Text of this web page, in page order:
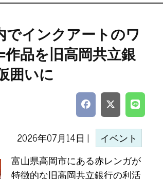
でインクアートのワ
品を旧高岡共立銀
囲いに
2026年07月14日 | イベント
富山県高岡市にある赤レンガが
特徴的な旧高岡共立銀行の利活